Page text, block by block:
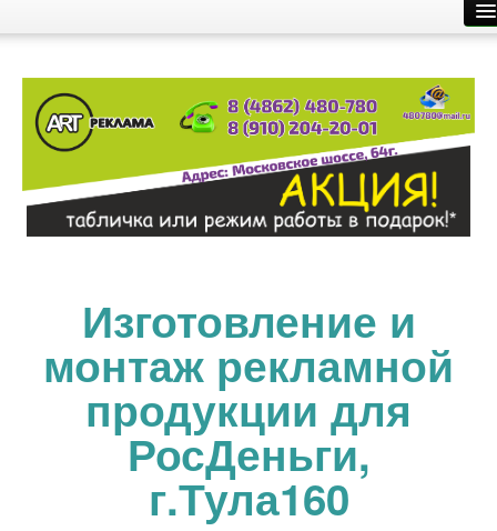
Размещение рекламы
О компании Контакты
Изготовление и
монтаж рекламной
продукции для
РосДеньги,
г.Тула160